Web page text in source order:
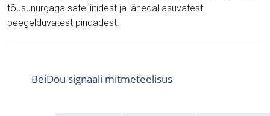
tõusunurgaga satelliitidest ja lähedal asuvatest
peegelduvatest pindadest.
BeiDou signaali mitmeteelisus